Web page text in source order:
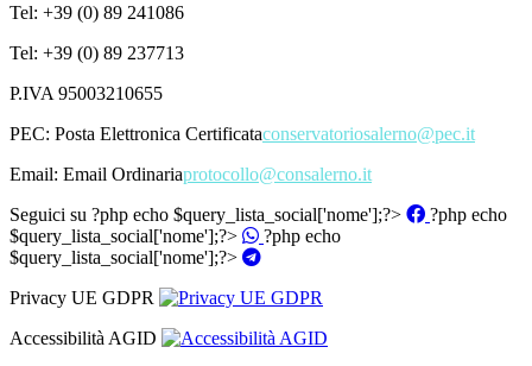
Tel: +39 (0) 89 241086
Tel: +39 (0) 89 237713
P.IVA 95003210655
PEC: Posta Elettronica Certificataconservatoriosalerno@pec.it
Email: Email Ordinariaprotocollo@consalerno.it
Seguici su ?php echo $query_lista_social['nome'];?>
?php echo
$query_lista_social['nome'];?>
?php echo
$query_lista_social['nome'];?>
Privacy UE GDPR
Accessibilità AGID